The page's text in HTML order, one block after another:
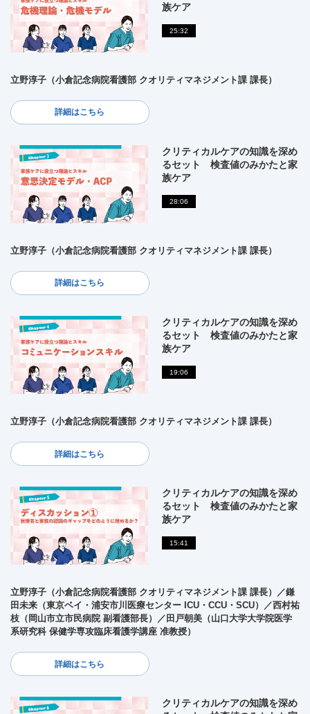
族ケア
25:32
立野淳子（小倉記念病院看護部 クオリティマネジメント課 課長）
詳細はこちら
クリティカルケアの知識を深め
るセット 検査値のみかたと家
族ケア
28:06
立野淳子（小倉記念病院看護部 クオリティマネジメント課 課長）
詳細はこちら
クリティカルケアの知識を深め
るセット 検査値のみかたと家
族ケア
19:06
立野淳子（小倉記念病院看護部 クオリティマネジメント課 課長）
詳細はこちら
クリティカルケアの知識を深め
るセット 検査値のみかたと家
族ケア
15:41
立野淳子（小倉記念病院看護部 クオリティマネジメント課 課長）／鎌
田未来（東京ベイ・浦安市川医療センター ICU・CCU・SCU）／西村祐
枝（岡山市立市民病院 副看護部長）／田戸朝美（山口大学大学院医学
系研究科 保健学専攻臨床看護学講座 准教授）
詳細はこちら
クリティカルケアの知識を深め